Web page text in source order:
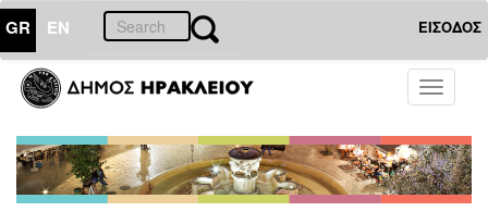
GR EN ΕΙΣΟΔΟΣ
Toggle
ΕΠΙΚΑΙΡΟΤΗΤΑ
Τύπου
Αρχείο
2026